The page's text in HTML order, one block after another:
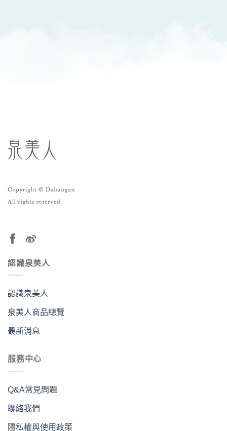
認識泉美人
認識泉美人
泉美人商品總覽
最新消息
服務中心
Q&A常見問題
聯絡我們
隱私權與使用政策